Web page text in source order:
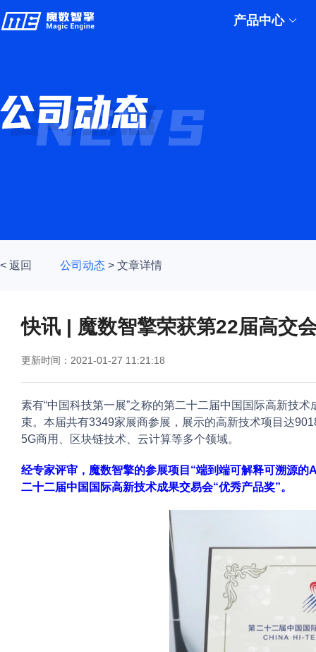
产品中心
< 返回 公司动态 > 文章详情
快讯 | 魔数智擎荣获第22届高交
更新时间：2021-01-27 11:21:18
素有“中国科技第一展”之称的第二十二届中国国际高新技
束。本届共有3349家展商参展，展示的高新技术项目达
5G商用、区块链技术、云计算等多个领域。
经专家评审，魔数智擎的参展项目“端到端可解释可溯源
二十二届中国国际高新技术成果交易会“优秀产品奖”。